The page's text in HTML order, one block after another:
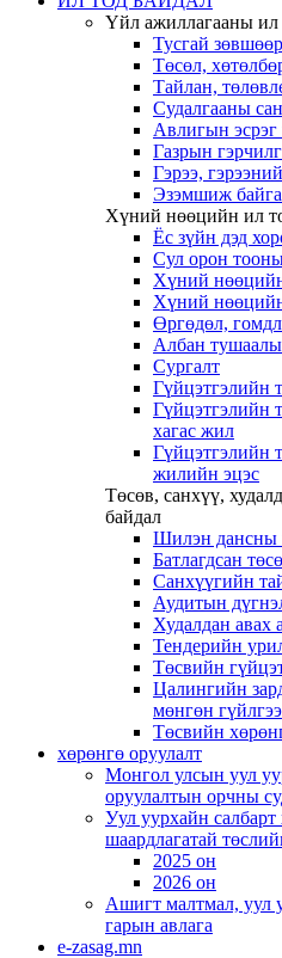
Үйл ажиллагааны ил
Тусгай
Төсөл,
Тайлан,
Судалгааны
Авлигын эсрэг
Газрын
Гэрээ,
Эзэмшиж
Хүний нөөцийн ил
Ёс зүйн дэд
Сул орон
Хүний
Хүний
Өргөдөл,
Албан
Сургалт
Гүйцэтгэлийн
Гүйцэтгэлийн
хагас жил
Гүйцэтгэлийн
жилийн эцэс
Төсөв, санхүү,
байдал
Шилэн дансны
Батлагдсан
Санхүүгийн
Аудитын
Худалдан авах
Тендерийн
Төсвийн
Цалингийн
мөнгөн гүйлгээ
Төсвийн
хөрөнгө оруулалт
Монгол улсын уул
оруулалтын орчны
Уул уурхайн салбарт
шаардлагатай
2025 он
2026 он
Ашигт малтмал, уул
гарын авлага
e-zasag.mn